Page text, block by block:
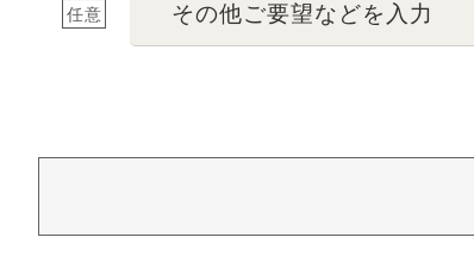
任意 その他ご要望などを入力